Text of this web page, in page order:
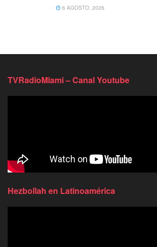
6 AGOSTO, 2026
TVRadioMiami – Canal Youtube
Hezbollah en Latinoamérica